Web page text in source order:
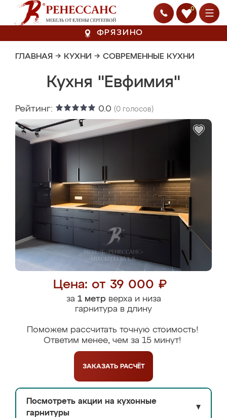
0
ФРЯЗИНО
ГЛАВНАЯ → КУХНИ → СОВРЕМЕННЫЕ КУХНИ
Кухня "Евфимия"
Рейтинг: 0.0 (0 голосов)
Цена: от 39 000 ₽
за 1 метрверха и низа
гарнитура в длину
Поможем рассчитать точную стоимость!
Ответим менее, чем за 15 минут!
ЗАКАЗАТЬ РАСЧЁТ
Посмотреть акции на кухонные
гарнитуры
▼